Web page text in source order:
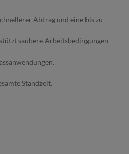
Abtrag und eine bis zu
saubere Arbeitsbedingungen
Standzeit.